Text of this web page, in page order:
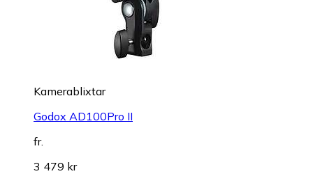
Kamerablixtar
Godox AD100Pro II
fr.
3 479 kr